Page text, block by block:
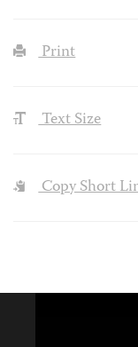
Print
Text Size
Copy Short